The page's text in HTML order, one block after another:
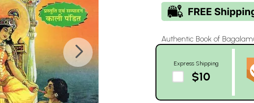
Authentic Book of
Express Shipping
$10